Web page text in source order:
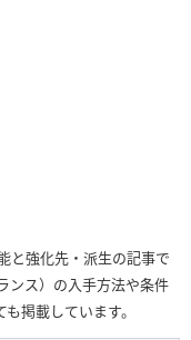
と強化先・派生の記事で
ンス）の入手方法や条件
掲載しています。